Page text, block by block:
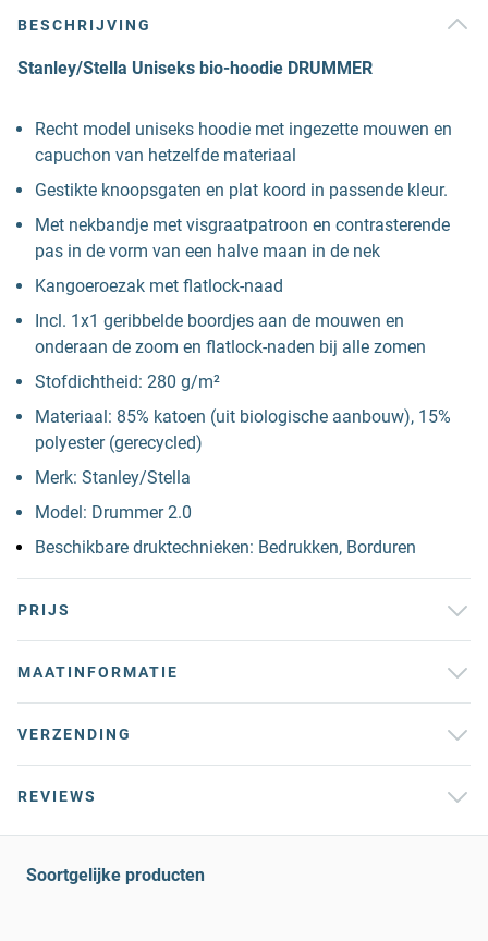
BESCHRIJVING
Stanley/Stella Uniseks bio-hoodie DRUMMER
Recht model uniseks hoodie met ingezette mouwen en
capuchon van hetzelfde materiaal
Gestikte knoopsgaten en plat koord in passende kleur.
Met nekbandje met visgraatpatroon en contrasterende
pas in de vorm van een halve maan in de nek
Kangoeroezak met flatlock-naad
Incl. 1x1 geribbelde boordjes aan de mouwen en
onderaan de zoom en flatlock-naden bij alle zomen
Stofdichtheid: 280 g/m²
Materiaal: 85% katoen (uit biologische aanbouw), 15%
polyester (gerecycled)
Merk: Stanley/Stella
Model: Drummer 2.0
Beschikbare druktechnieken: Bedrukken, Borduren
PRIJS
MAATINFORMATIE
VERZENDING
REVIEWS
Soortgelijke producten